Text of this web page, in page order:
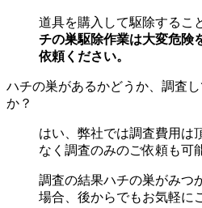
道具を購入して駆除するこ
チの巣駆除作業は大変危険
依頼ください。
ハチの巣があるかどうか、調査
か？
はい、弊社では調査費用は
なく調査のみのご依頼も可
調査の結果ハチの巣がみつ
場合、後からでもお気軽に